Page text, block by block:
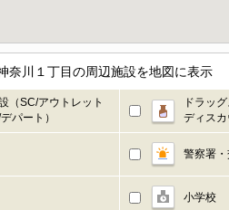
奈川１丁目の周辺施設を地図に表示
（SC/アウトレット
パート）
ドラッ
ディス
警察署・
小学校